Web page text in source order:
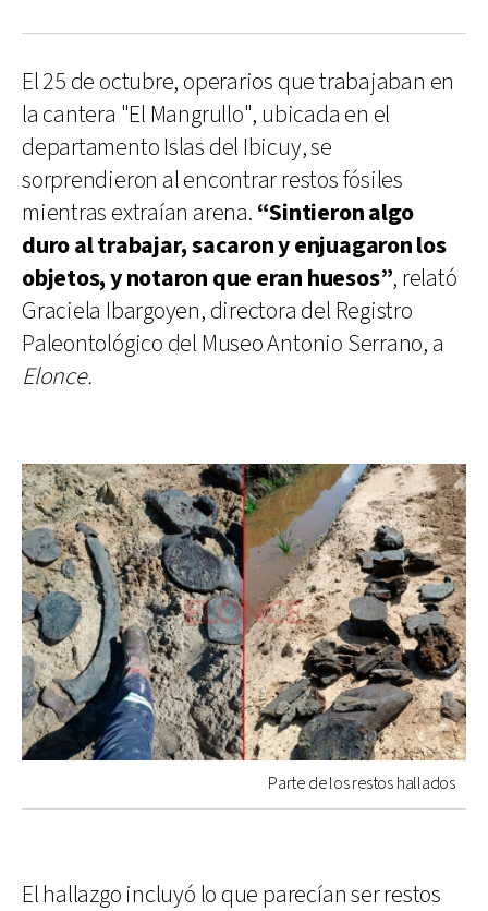
El 25 de octubre, operarios que trabajaban en
la cantera "El Mangrullo", ubicada en el
departamento Islas del Ibicuy, se
sorprendieron al encontrar restos fósiles
mientras extraían arena. “Sintieron algo
duro al trabajar, sacaron y enjuagaron los
objetos, y notaron que eran huesos”, relató
Graciela Ibargoyen, directora del Registro
Paleontológico del Museo Antonio Serrano, a
Elonce.
Parte de los restos hallados
El hallazgo incluyó lo que parecían ser restos